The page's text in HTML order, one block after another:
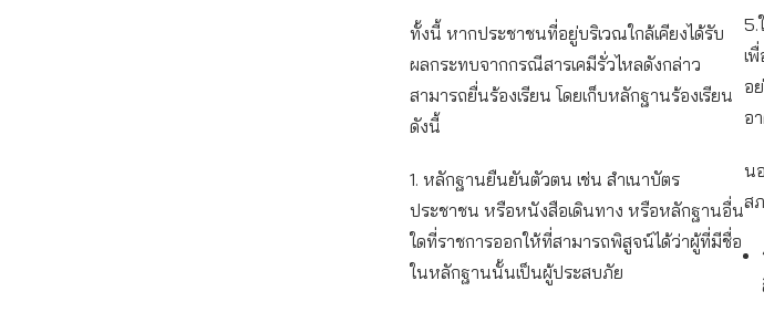
ทั้งนี้ หากประชาชนที่อยู่บริเวณใกล้เคียงได้รับ
ผลกระทบจากกรณีสารเคมีรั่วไหลดังกล่าว
สามารถยื่นร้องเรียน โดยเก็บหลักฐานร้องเรียน
ดังนี้
1. หลักฐานยืนยันตัวตน เช่น สำเนาบัตร
ประชาชน หรือหนังสือเดินทาง หรือหลักฐานอื่น
ใดที่ราชการออกให้ที่สามารถพิสูจน์ได้ว่าผู้ที่มีชื่อ
ในหลักฐานนั้นเป็นผู้ประสบภัย
5.
เ
อ
อ
น
ส